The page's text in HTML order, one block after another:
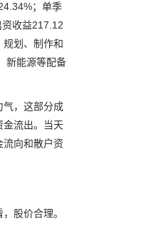
；单季
收益217.12
划、制作和
新能源等配备
，这部分成
金流出。当天
向和散户资
股价合理。